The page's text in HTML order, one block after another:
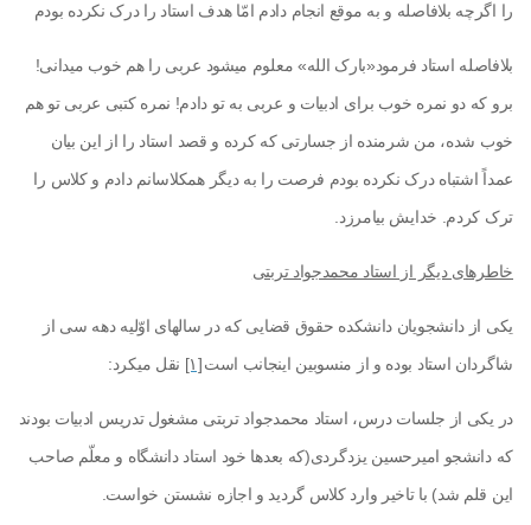
را اگرچه بلافاصله و به موقع انجام دادم امّا هدف استاد را درک نکرده بودم
بلافاصله استاد فرمود«بارک الله» معلوم می­شود عربی را هم خوب می­دانی!
برو که دو نمره خوب برای ادبیات و عربی به تو دادم! نمره کتبی عربی تو هم
خوب شده، من شرمنده از جسارتی که کرده و قصد استاد را از این بیان
عمداً اشتباه درک نکرده بودم فرصت را به دیگر همکلاسانم دادم و کلاس را
ترک کردم. خدایش بیامرزد.
خاطره­ای دیگر از استاد محمدجواد تربتی
یکی از دانشجویان دانشکده حقوق قضایی که در سال­های اوّلیه دهه سی از
شاگردان استاد بوده و از منسوبین اینجانب است[۱] نقل می­کرد:
در یکی از جلسات درس، استاد محمدجواد تربتی مشغول تدریس ادبیات بودند
که دانشجو امیرحسین یزدگردی(که بعدها خود استاد دانشگاه و معلّم صاحب
این قلم شد) با تاخیر وارد کلاس گردید و اجازه نشستن خواست.